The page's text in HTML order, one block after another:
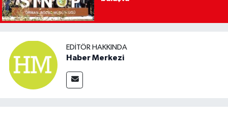
EDITÖR HAKKINDA
Haber Merkezi